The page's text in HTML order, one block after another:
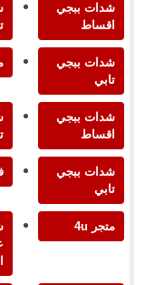
شدات ببجي
اقساط
شدات ببجي
تابي
شدات ببجي
اقساط
شدات ببجي
تابي
متجر 4u